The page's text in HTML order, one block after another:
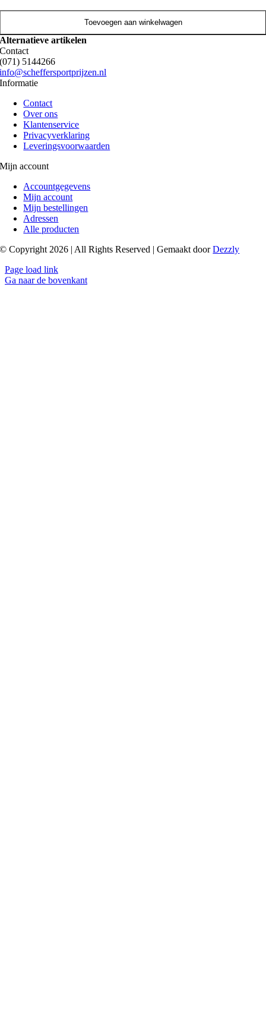
Toevoegen aan winkelwagen
Alternatieve artikelen
Contact
(071) 5144266
info@scheffersportprijzen.nl
Informatie
Contact
Over ons
Klantenservice
Privacyverklaring
Leveringsvoorwaarden
Mijn account
Accountgegevens
Mijn account
Mijn bestellingen
Adressen
Alle producten
© Copyright 2026 | All Rights Reserved | Gemaakt doorDezzly
Page load link
Ga naar de bovenkant